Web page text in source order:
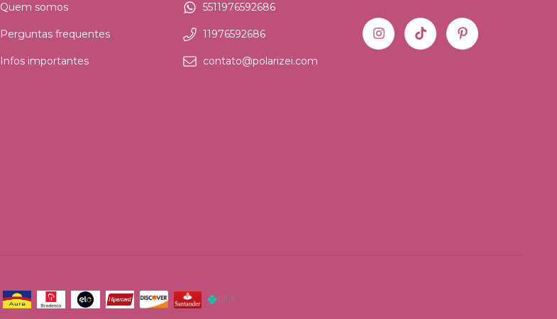
Quem somos
Perguntas frequentes
Infos importantes
5511976592686
11976592686
contato@polarizei.com